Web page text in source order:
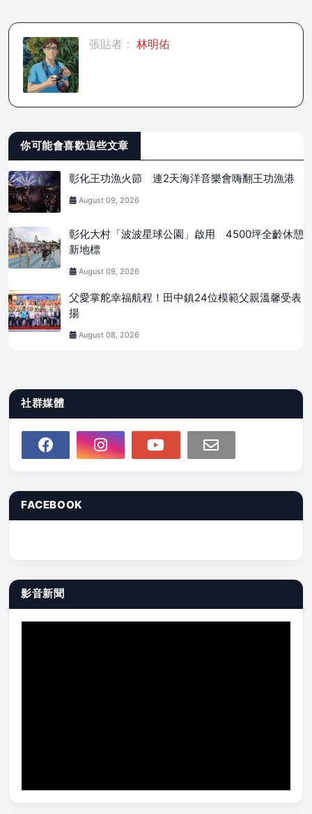
張貼者： 林明佑
你可能會喜歡這些文章
彰化王功漁火節 連2天海洋音樂會嗨翻王功漁港
August 09, 2026
彰化大村「波波星球公園」啟用 4500坪全齡休憩
新地標
August 09, 2026
父愛掌舵幸福航程！田中鎮24位模範父親溫馨受表
揚
August 08, 2026
社群媒體
FACEBOOK
影音新聞